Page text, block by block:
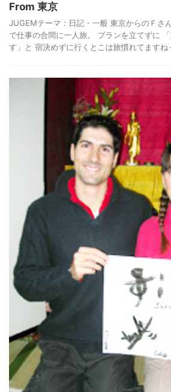
From 東京
JUGEMテーマ：日記・一般 東京からのＦさ
で仕事の合間に一人旅。 プランを立てずに
す」と 宿決めずに行くとこは旅慣れてますね